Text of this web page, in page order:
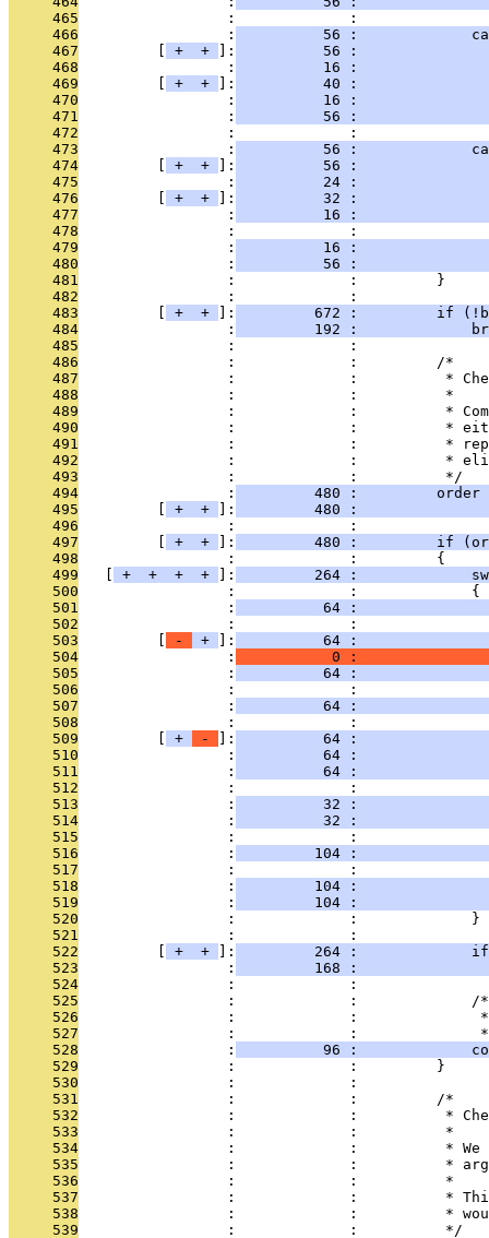
     465
                 :             :
     466
                 :
56 :
     467
+ + ]:
56 :
     468
                 :
16 :
     469
+ + ]:
40 :
     470
                 :
16 :
     471
                 :
56 :
     472
                 :             :
     473
                 :
56 :
     474
+ + ]:
56 :
     475
                 :
24 :
     476
+ + ]:
32 :
     477
                 :
16 :
     478
:             :
     479
                 :
16 :
     480
                 :
56 :
     481
                 :             :         }
     482
                 :             :
     483
+ + ]:
672 :         if
     484
                 :
192 :
     485
                 :             :
     486
                 :             :         /*
     487
:             :          *
     488
                 :             :          *
     489
:             :          *
     490
:             :          *
     491
:             :          *
     492
:             :          *
     493
                 :             :          */
     494
                 :
480 :         order
     495
+ + ]:
480 :
     496
                 :             :
     497
+ + ]:
480 :         if
     498
                 :             :         {
     499
+ + + + ]:
264 :
     500
                 :             :             {
     501
                 :
64 :
     502
:             :
     503
- + ]:
64 :
     504
                 :
0 :
     505
                 :
64 :
     506
                 :             :
     507
                 :
64 :
     508
:             :
     509
+ - ]:
64 :
     510
                 :
64 :
     511
                 :
64 :
     512
                 :             :
     513
                 :
32 :
     514
                 :
32 :
     515
                 :             :
     516
                 :
104 :
     517
:             :
     518
                 :
104 :
     519
                 :
104 :
     520
                 :             :             }
     521
                 :             :
     522
+ + ]:
264 :
     523
                 :
168 :
     524
                 :             :
     525
                 :             :             /*
     526
:             :
     527
:             :
     528
                 :
96 :
     529
                 :             :         }
     530
                 :             :
     531
                 :             :         /*
     532
:             :          *
     533
                 :             :          *
     534
:             :          *
     535
:             :          *
     536
                 :             :          *
     537
:             :          *
     538
:             :          *
     539
                 :             :          */